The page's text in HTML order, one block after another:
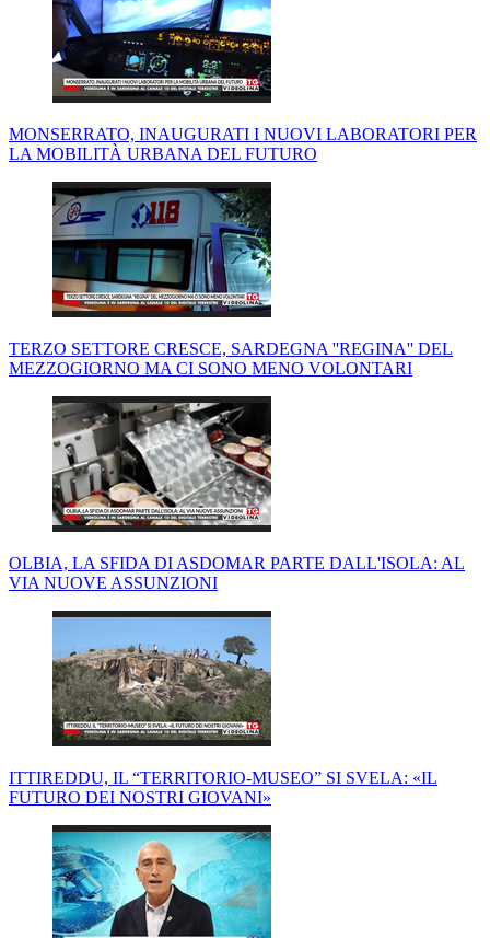
MONSERRATO, INAUGURATI I NUOVI LABORATORI PER
LA MOBILITÀ URBANA DEL FUTURO
TERZO SETTORE CRESCE, SARDEGNA ''REGINA'' DEL
MEZZOGIORNO MA CI SONO MENO VOLONTARI
OLBIA, LA SFIDA DI ASDOMAR PARTE DALL'ISOLA: AL
VIA NUOVE ASSUNZIONI
ITTIREDDU, IL “TERRITORIO-MUSEO” SI SVELA: «IL
FUTURO DEI NOSTRI GIOVANI»